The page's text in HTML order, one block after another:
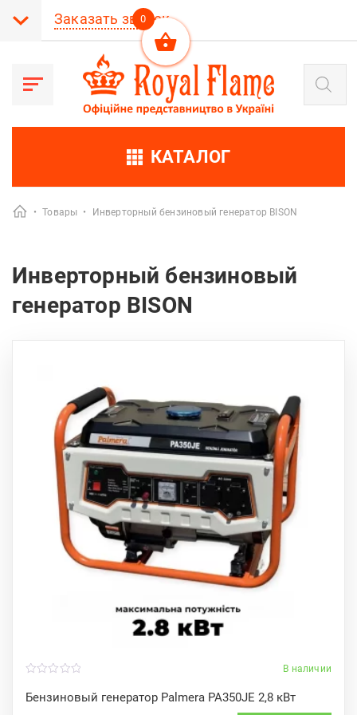
Заказать звонок
Поиск
товаров
КАТАЛОГ
• Товары • Инверторный бензиновый генератор BISON
Инверторный бензиновый
генератор BISON
В наличии
Бензиновый генератор Palmera PA350JE 2,8 кВт
o
u
0